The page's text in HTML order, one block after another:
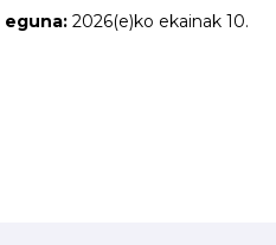
eguna: 2026(e)ko ekainak 10.